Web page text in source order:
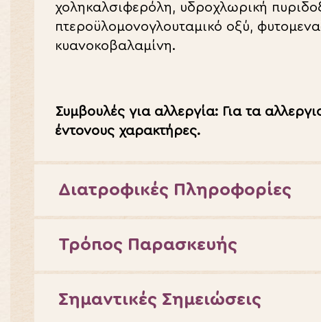
χοληκαλσιφερόλη, υδροχλωρική
πτεροϋλομονογλουταμικό οξύ,
κυανοκοβαλαμίνη.
Συμβουλές για αλλεργία: Για τα
έντονους χαρακτήρες.
Διατροφικές Πληροφορίες
Τρόπος Παρασκευής
Σημαντικές Σημειώσεις